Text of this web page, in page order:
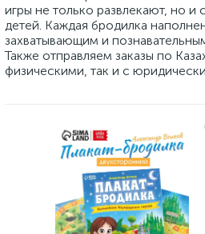
игры не только развлекают, но
детей. Каждая бродилка
захватывающим и
Также отправляем заказы по
физическими, так и с